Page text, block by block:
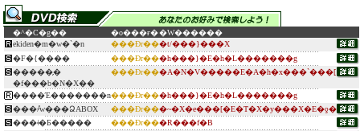
�^�C�g�� �o���ғ��W������
ekiden�m�w�`�n
���Ðr���t/���}���X
�F�{����
���Ðr���h���}�E�h�L�������g
�����̗�
�f���b�N�X��
���Ðr���A�N�V�����E�A�h�x���`���[
����Έ�������n���Ðr���h���}�E�h�L�������g
���҂̊w���ՁABOX
���Ðr���~�X�e���[�E�T�X�y���X�E�ƍ�
���ǂ�Ƃ�����
���Ðr���R���f�B